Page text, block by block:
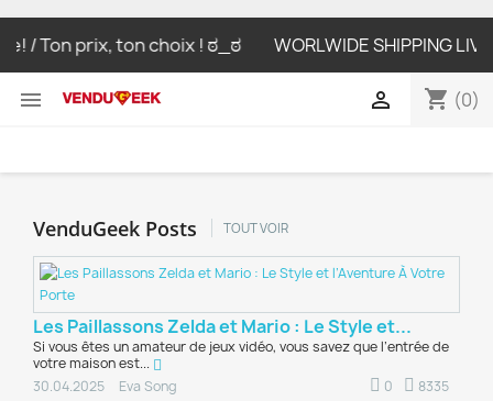
Ton prix, ton choix ! ಠ_ಠ WORLWIDE SHIPPING
 shopping_cart (0)

VenduGeek Posts TOUT VOIR
Les Paillassons Zelda et Mario : Le Style et...
Si vous êtes un amateur de jeux vidéo, vous savez que l’entrée de
votre maison est...
30.04.2025
Eva Song 8335
0